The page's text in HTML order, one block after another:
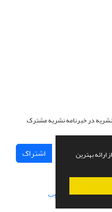
ارائه بهترین
نشریه در خبرنامه نشریه مشترک
اشتراک
پیاده سازی از سیناوب